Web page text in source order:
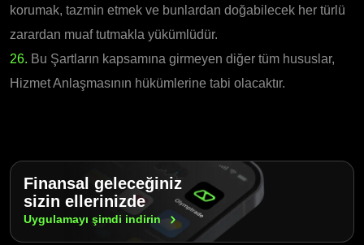
korumak, tazmin etmek ve bunlardan doğabilecek her türlü
zarardan muaf tutmakla yükümlüdür.
26. Bu Şartların kapsamına girmeyen diğer tüm hususlar,
Hizmet Anlaşmasının hükümlerine tabi olacaktır.
Finansal geleceğiniz
sizin ellerinizde
Uygulamayı şimdi indirin